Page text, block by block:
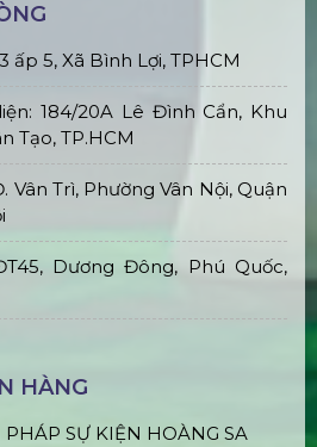
ấp 5, Xã Bình Lợi, TPHCM
184/20A Lê Đình Cẩn, Khu
Tạo, TP.HCM
Vân Trì, Phường Vân Nội, Quận
Dương Đông, Phú Quốc,
HÀNG
PHÁP SỰ KIỆN HOÀNG SA